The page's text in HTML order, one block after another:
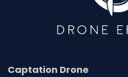
Captation Drone